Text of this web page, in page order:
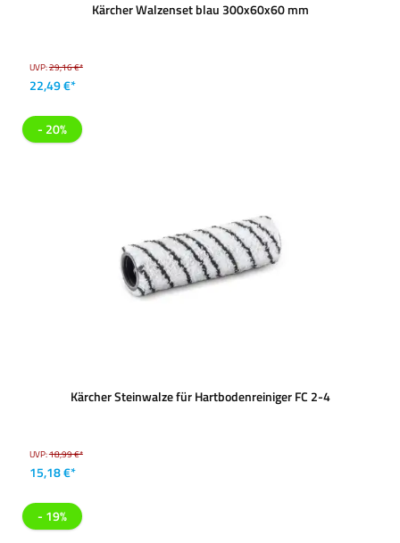
Kärcher Walzenset blau 300x60x60 mm
UVP:29,16 €*
22,49 €*
- 20%
Kärcher Steinwalze für Hartbodenreiniger FC 2-4
UVP:18,99 €*
15,18 €*
- 19%